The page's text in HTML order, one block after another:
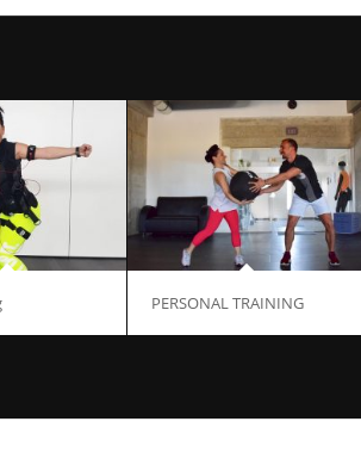
PERSONAL TRAINING